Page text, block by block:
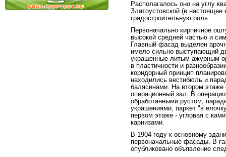
Располагалось оно на углу
Златоустовской (в
градостроительную роль.
Первоначально кирпичное
высокой средней частью и
Главный фасад выделен
имело сильно выступающий
украшенные литым ажурным
в пластичности и
коридорный принцип
находились вестибюль и
балясинами. На втором этаже
операционный зал. В
обработанными рустом,
украшениями, паркет "в
первом этаже - угловая с
карнизами.
В 1904 году к основному
первоначальные фасады. В
опубликовано объявление